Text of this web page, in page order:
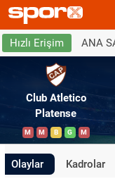
Hızlı Erişim ANA
Club Atletico
Platense
M M B G M
Olaylar Kadrolar